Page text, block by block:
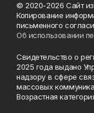
© 2020-2026 Сайт
Копирование
письменного
Об использовании
Свидетельство о
2025 года выдано
надзору в сфере
массовых
Возрастная